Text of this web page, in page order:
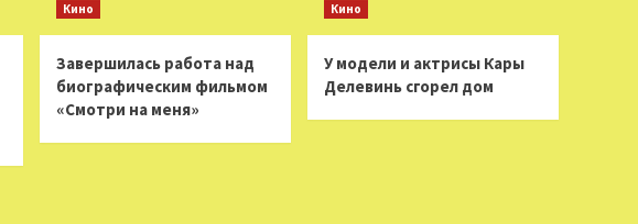
Кино
Завершилась работа над
биографическим фильмом
«Смотри на меня»
Кино
У модели и актрисы Кары
Делевинь сгорел дом